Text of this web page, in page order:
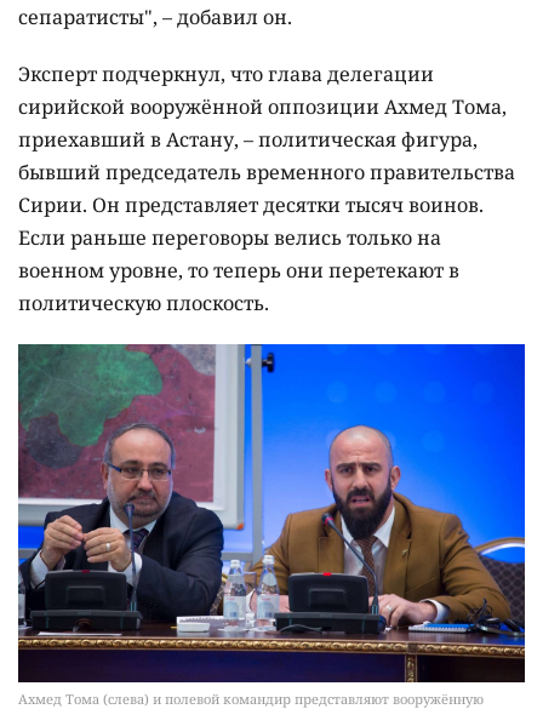
сепаратисты", – добавил он.
Эксперт подчеркнул, что глава делегации
сирийской вооружённой оппозиции Ахмед Тома,
приехавший в Астану, – политическая фигура,
бывший председатель временного правительства
Сирии. Он представляет десятки тысяч воинов.
Если раньше переговоры велись только на
военном уровне, то теперь они перетекают в
политическую плоскость.
Ахмед Тома (слева) и полевой командир представляют вооружённую